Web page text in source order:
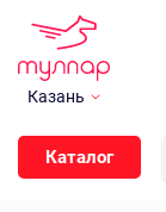
Казань
Каталог